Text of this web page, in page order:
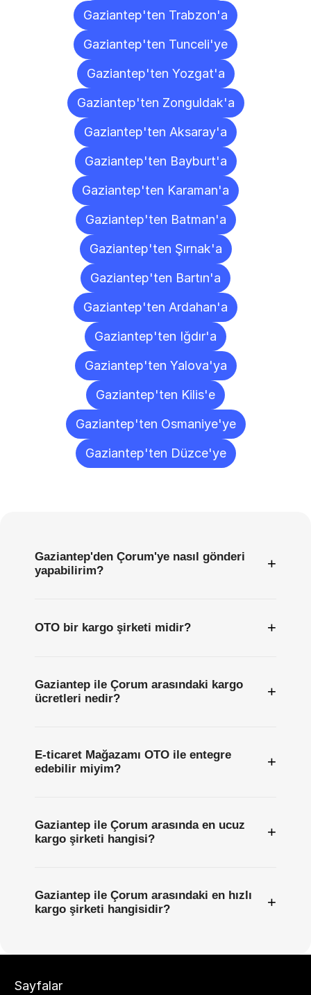
Gaziantep'ten Trabzon'a
Gaziantep'ten Tunceli'ye
Gaziantep'ten Yozgat'a
Gaziantep'ten Zonguldak'a
Gaziantep'ten Aksaray'a
Gaziantep'ten Bayburt'a
Gaziantep'ten Karaman'a
Gaziantep'ten Batman'a
Gaziantep'ten Şırnak'a
Gaziantep'ten Bartın'a
Gaziantep'ten Ardahan'a
Gaziantep'ten Iğdır'a
Gaziantep'ten Yalova'ya
Gaziantep'ten Kilis'e
Gaziantep'ten Osmaniye'ye
Gaziantep'ten Düzce'ye
Gaziantep'den Çorum'ye nasıl gönderi
yapabilirim?
+
OTO bir kargo şirketi midir? +
Gaziantep ile Çorum arasındaki kargo
ücretleri nedir?
+
E-ticaret Mağazamı OTO ile entegre
edebilir miyim?
+
Gaziantep ile Çorum arasında en ucuz
kargo şirketi hangisi?
+
Gaziantep ile Çorum arasındaki en hızlı
kargo şirketi hangisidir?
+
Sayfalar